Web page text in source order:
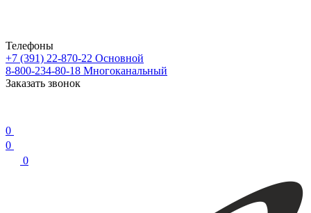
Телефоны
+7 (391) 22-870-22 Основной
8-800-234-80-18 Многоканальный
Заказать звонок
0
0
0